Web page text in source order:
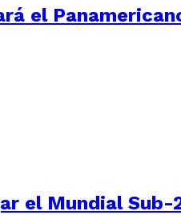
el
el Mundial Sub-